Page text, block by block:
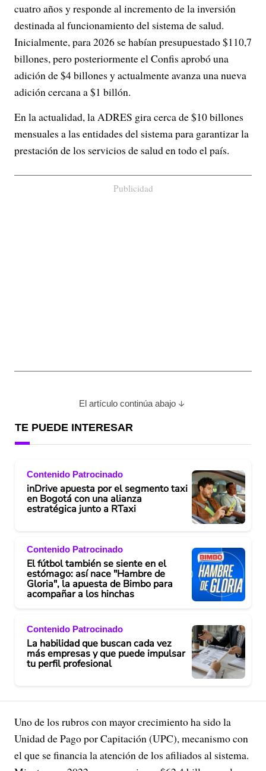
cuatro años y responde al incremento de la inversión
destinada al funcionamiento del sistema de salud.
Inicialmente, para 2026 se habían presupuestado $110,7
billones, pero posteriormente el Confis aprobó una
adición de $4 billones y actualmente avanza una nueva
adición cercana a $1 billón.
En la actualidad, la ADRES gira cerca de $10 billones
mensuales a las entidades del sistema para garantizar la
prestación de los servicios de salud en todo el país.
Publicidad
El artículo continúa abajo
TE PUEDE INTERESAR
Contenido Patrocinado
inDrive apuesta por el segmento taxi
en Bogotá con una alianza
estratégica junto a RTaxi
Contenido Patrocinado
El fútbol también se siente en el
estómago: así nace "Hambre de
Gloria", la apuesta de Bimbo para
acompañar a los hinchas
Contenido Patrocinado
La habilidad que buscan cada vez
más empresas y que puede impulsar
tu perfil profesional
Uno de los rubros con mayor crecimiento ha sido la
Unidad de Pago por Capitación (UPC), mecanismo con
el que se financia la atención de los afiliados al sistema.